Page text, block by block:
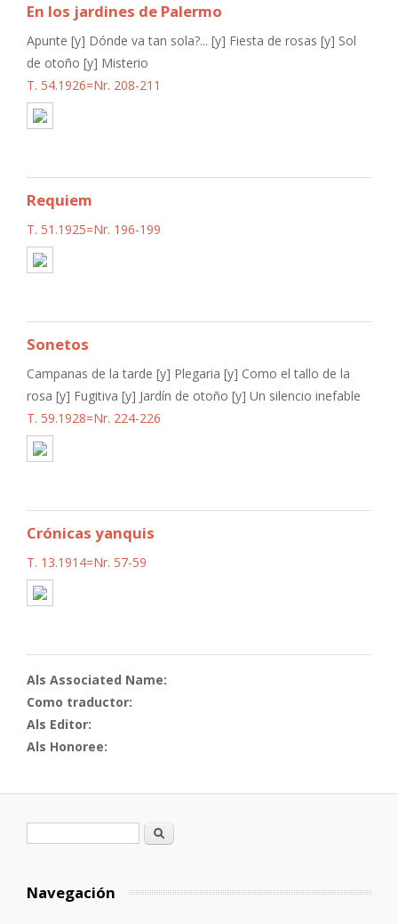
En los jardines de Palermo
Apunte [y] Dónde va tan sola?... [y] Fiesta de rosas [y] Sol
de otoño [y] Misterio
T. 54.1926=Nr. 208-211
Requiem
T. 51.1925=Nr. 196-199
Sonetos
Campanas de la tarde [y] Plegaria [y] Como el tallo de la
rosa [y] Fugitiva [y] Jardín de otoño [y] Un silencio inefable
T. 59.1928=Nr. 224-226
Crónicas yanquis
T. 13.1914=Nr. 57-59
Als Associated Name:
Como traductor:
Als Editor:
Als Honoree:
Formulario de búsqueda
Buscar
Navegación